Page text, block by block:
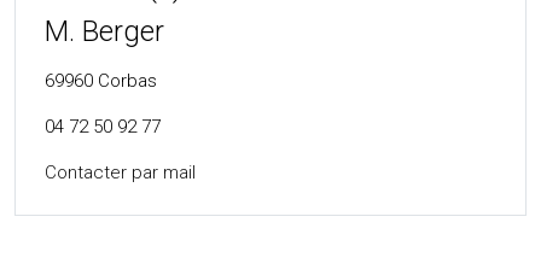
M. Berger
69960 Corbas
04 72 50 92 77
Contacter par mail